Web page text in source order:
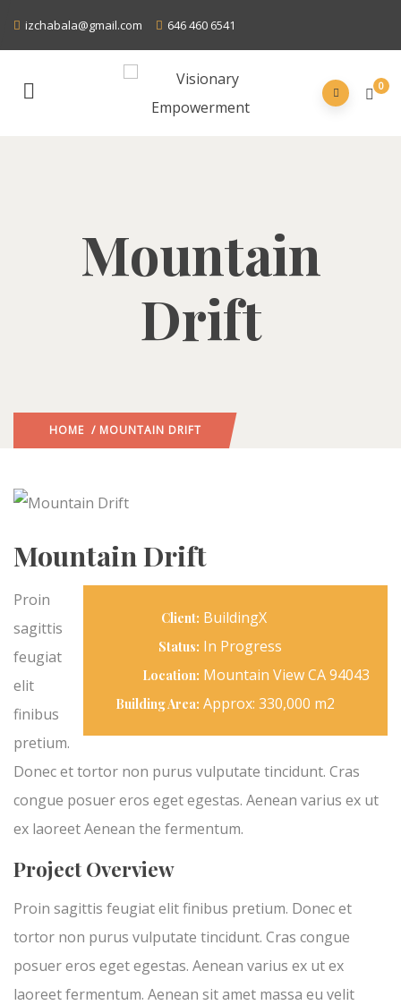
izchabala@gmail.com 646 460 6541
0
Mountain
Drift
HOME / MOUNTAIN DRIFT
Mountain Drift
Client: BuildingX
Status: In Progress
Location: Mountain View CA 94043
Building Area: Approx: 330,000 m2
Proin
sagittis
feugiat
elit
finibus
pretium.
Donec et tortor non purus vulputate tincidunt. Cras
congue posuer eros eget egestas. Aenean varius ex ut
ex laoreet Aenean the fermentum.
Project Overview
Proin sagittis feugiat elit finibus pretium. Donec et
tortor non purus vulputate tincidunt. Cras congue
posuer eros eget egestas. Aenean varius ex ut ex
laoreet fermentum. Aenean sit amet massa eu velit